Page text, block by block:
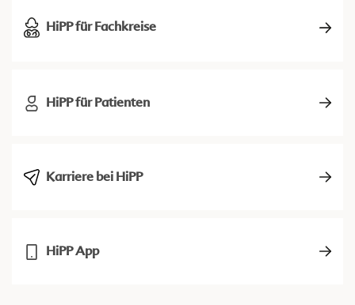
HiPP für Fachkreise
HiPP für Patienten
Karriere bei HiPP
HiPP App